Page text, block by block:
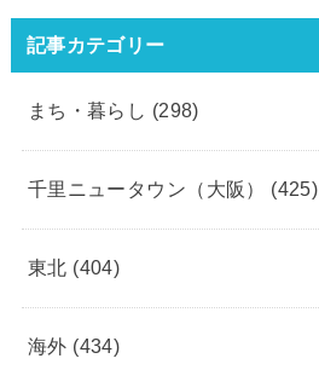
記事カテゴリー
まち・暮らし (298)
千里ニュータウン（大阪） (425)
東北 (404)
海外 (434)